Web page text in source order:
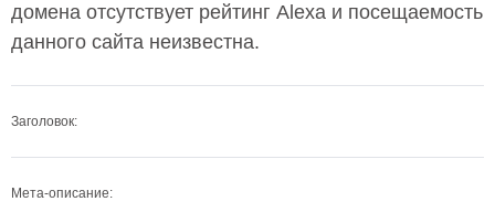
домена отсутствует рейтинг Alexa и посещаемость
данного сайта неизвестна.
Заголовок:
Мета-описание: